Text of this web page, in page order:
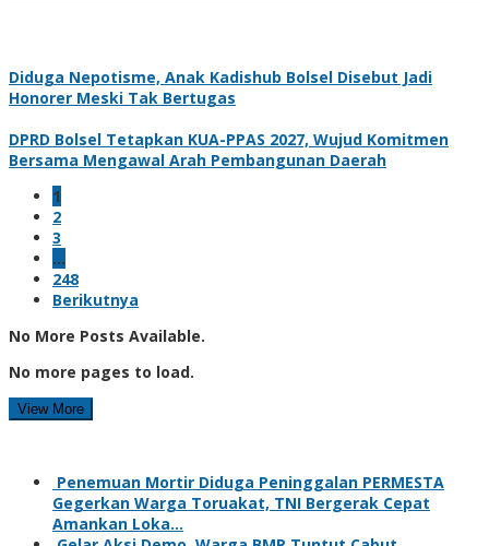
Diduga Nepotisme, Anak Kadishub Bolsel Disebut Jadi
Honorer Meski Tak Bertugas
DPRD Bolsel Tetapkan KUA-PPAS 2027, Wujud Komitmen
Bersama Mengawal Arah Pembangunan Daerah
1
2
3
…
248
Berikutnya
No More Posts Available.
No more pages to load.
View More
Penemuan Mortir Diduga Peninggalan PERMESTA
Gegerkan Warga Toruakat, TNI Bergerak Cepat
Amankan Loka…